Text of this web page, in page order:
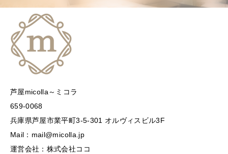
芦屋micolla～ミコラ
659-0068
兵庫県芦屋市業平町3-5-301 オルヴィスビル3F
Mail：mail@micolla.jp
運営会社：株式会社ココ